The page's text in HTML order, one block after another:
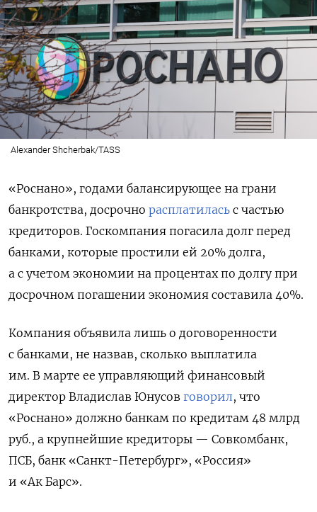
Alexander Shcherbak/TASS
«Роснано», годами балансирующее на грани
банкротства, досрочно расплатилась с частью
кредиторов. Госкомпания погасила долг перед
банками, которые простили ей 20% долга,
а с учетом экономии на процентах по долгу при
досрочном погашении экономия составила 40%.
Компания объявила лишь о договоренности
с банками, не назвав, сколько выплатила
им. В марте ее управляющий финансовый
директор Владислав Юнусов говорил, что
«Роснано» должно банкам по кредитам 48 млрд
руб., а крупнейшие кредиторы — Совкомбанк,
ПСБ, банк «Санкт-Петербург», «Россия»
и «Ак Барс».